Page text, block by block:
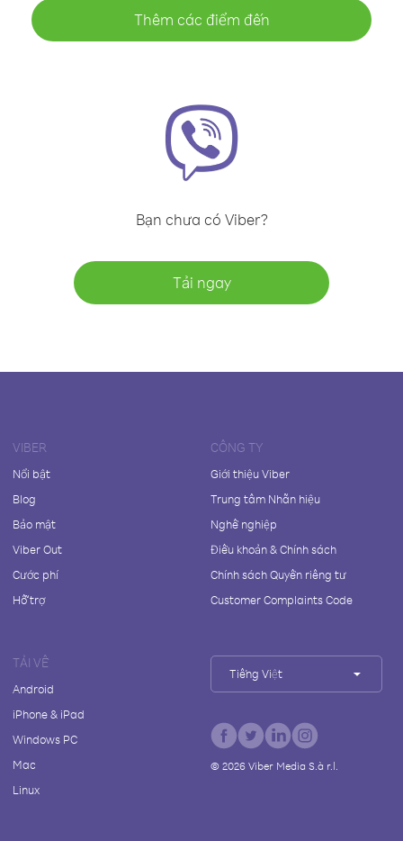
Thêm các điểm đến
Bạn chưa có Viber?
Tải ngay
VIBER
Nổi bật
Blog
Bảo mật
Viber Out
Cước phí
Hỗ trợ
CÔNG TY
Giới thiệu Viber
Trung tâm Nhãn hiệu
Nghề nghiệp
Điều khoản & Chính sách
Chính sách Quyền riêng tư
Customer Complaints Code
TẢI VỀ
Android
iPhone & iPad
Windows PC
Mac
Linux
Tiếng Việt
© 2026Viber Media S.à r.l.